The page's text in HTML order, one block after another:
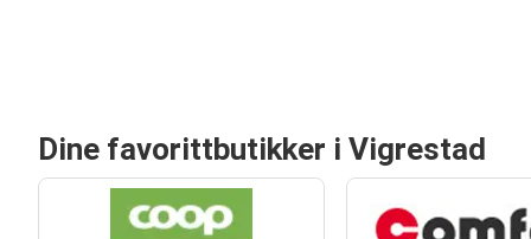
Dine favorittbutikker i Vigrestad